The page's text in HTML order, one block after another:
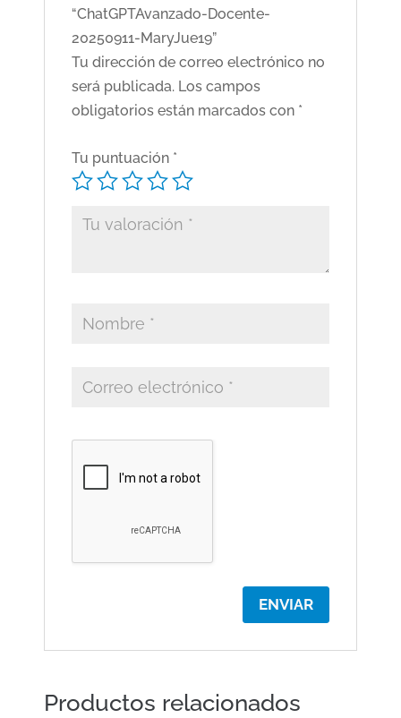
“ChatGPTAvanzado-Docente-
20250911-MaryJue19”
Tu dirección de correo electrónico no
será publicada. Los campos
obligatorios están marcados con *
Tu puntuación *
Productos relacionados